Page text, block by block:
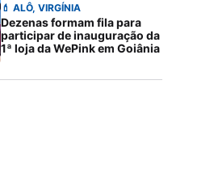
💄 ALÔ, VIRGÍNIA
Dezenas formam fila para
participar de inauguração da
1ª loja da WePink em Goiânia